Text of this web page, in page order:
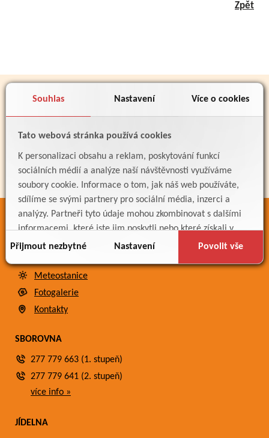
Souhlas Nastavení Více o cookies
Tato webová stránka používá cookies
K personalizaci obsahu a reklam, poskytování funkcí
sociálních médií a analýze naší návštěvnosti využíváme
soubory cookie. Informace o tom, jak náš web používáte,
sdílíme se svými partnery pro sociální média, inzerci a
analýzy. Partneři tyto údaje mohou zkombinovat s dalšími
informacemi, které jste jim poskytli nebo které získali v
důsledku toho, že používáte jejich služby.
Přijmout nezbytné Nastavení Povolit vše
Zpět
PARTNEŘI
Bakaláři
Meteostanice
Fotogalerie
Kontakty
SBOROVNA
277 779 663 (1. stupeň)
277 779 641 (2. stupeň)
více info »
JÍDELNA